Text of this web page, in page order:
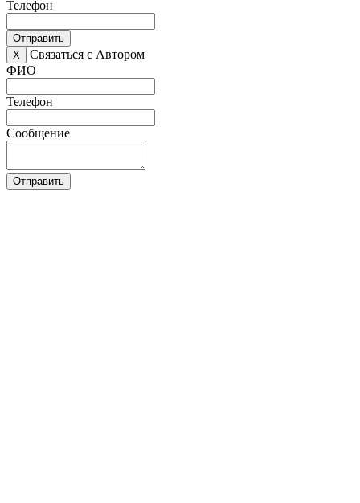
Телефон
Отправить
X
Связаться с Автором
ФИО
Телефон
Сообщение
Отправить